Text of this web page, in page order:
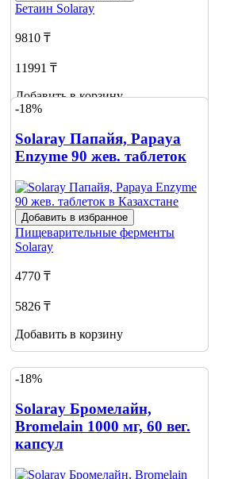
Бетаин Solaray
9810 ₸
11991 ₸
Добавить в корзину
-18%
Solaray Папайя, Papaya
Enzyme 90 жев. таблеток
Добавить в избранное
Пищеварительные ферменты
Solaray
4770 ₸
5826 ₸
Добавить в корзину
-18%
Solaray Бромелайн,
Bromelain 1000 мг, 60 вег.
капсул